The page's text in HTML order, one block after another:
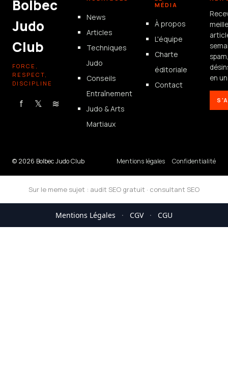
Bolbec
Judo
Club
FORCE,
RESPECT,
DISCIPLINE
f 𝕏 ≋
News
Articles
Techniques
Judo
Conseils
Entraînement
Judo & Arts
Martiaux
MÉDIA
À propos
L'équipe
Charte
éditoriale
Contact
en
© 2026 Bolbec Judo Club Mentions légales Confidentialité
Sur le meme sujet : audit SEO gratuit · consultant SEO
Mentions Légales · CGV · CGU